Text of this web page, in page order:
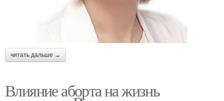
читать дальше →
Влияние аборта на жизнь